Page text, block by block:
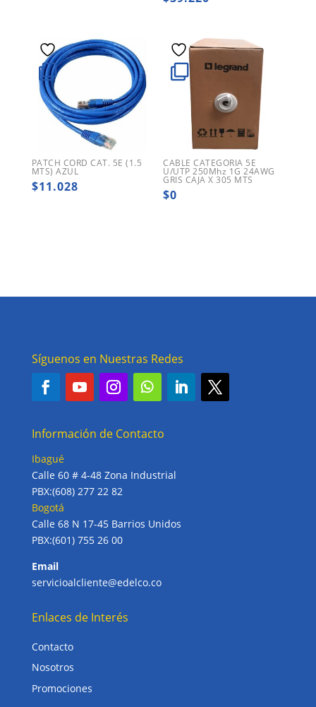
PATCH CORD CAT. 5E (1.5
MTS) AZUL
$11.028
CABLE CATEGORIA 5E
U/UTP 250Mhz 1G 24AWG
GRIS CAJA X 305 MTS
$0
Síguenos en Nuestras Redes
Información de Contacto
Ibagué
Calle 60 # 4-48 Zona Industrial
PBX:(608) 277 22 82
Bogotá
Calle 68 N 17-45 Barrios Unidos
PBX:(601) 755 26 00
Email
servicioalcliente@edelco.co
Enlaces de Interés
Contacto
Nosotros
Promociones